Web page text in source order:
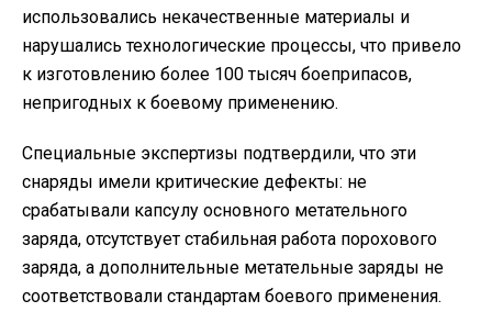
использовались некачественные материалы и
нарушались технологические процессы, что привело
к изготовлению более 100 тысяч боеприпасов,
непригодных к боевому применению.
Специальные экспертизы подтвердили, что эти
снаряды имели критические дефекты: не
срабатывали капсулу основного метательного
заряда, отсутствует стабильная работа порохового
заряда, а дополнительные метательные заряды не
соответствовали стандартам боевого применения.